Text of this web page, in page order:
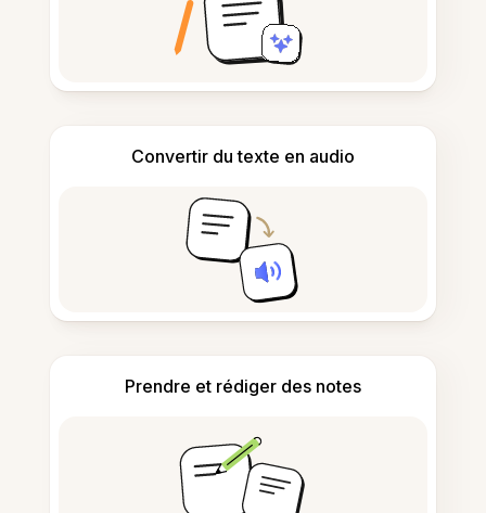
Convertir du texte en audio
Prendre et rédiger des notes